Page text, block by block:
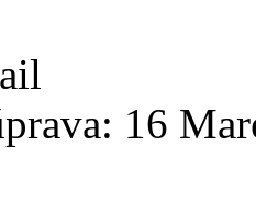
16